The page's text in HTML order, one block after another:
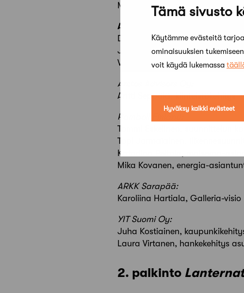
Tämä sivusto
Käytämme evästeitä
ominaisuuksien
voit käydä lukemassa
Hyväksy kaikki evästeet
Maija Gulin, maisema
Avustajat
Dmitri Kvitko, visualisointi
Jesse Weckroth
Ville Saastamoinen
Arctos Advisors Oy:
Antti Seppälä, kiinteistökehitys
Ramboll Finland:
Tommi Eskelinen, suunnittelun
Topi Jormalainen,
Katariina Peltola, maisema-
Mika Kovanen, energia-
ARKK Sarapää:
Karoliina Hartiala, Galleria-visio
YIT Suomi Oy:
Juha Kostiainen,
Laura Virtanen, hankekehitys
2. palkinto Lanternat